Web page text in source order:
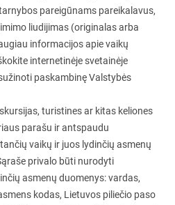
pareigūnams pareikalavus,
liudijimas (originalas arba
informacijos apie vaikų
internetinėje svetainėje
paskambinę Valstybės
turistines ar kitas keliones
parašu ir antspaudu
vaikų ir juos lydinčių asmenų
privalo būti nurodyti
asmenų duomenys: vardas,
kodas, Lietuvos piliečio paso